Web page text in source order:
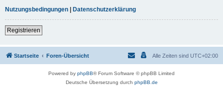
Nutzungsbedingungen
Datenschutzerklärung
Registrieren
Startseite Foren-Übersicht Alle Zeiten sind UTC+02:00
Powered by phpBB® Forum Software © phpBB Limited
Deutsche Übersetzung durch phpBB.de